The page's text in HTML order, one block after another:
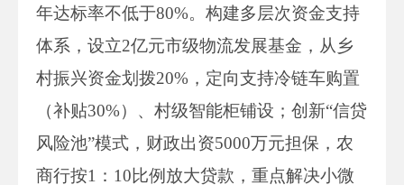
年达标率不低于80%。构建多层次资金支持
体系，设立2亿元市级物流发展基金，从乡
村振兴资金划拨20%，定向支持冷链车购置
（补贴30%）、村级智能柜铺设；创新“信贷
风险池”模式，财政出资5000万元担保，农
商行按1：10比例放大贷款，重点解决小微